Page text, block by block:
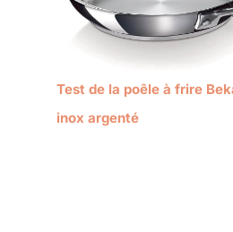
Test de la poêle à frire
inox argenté